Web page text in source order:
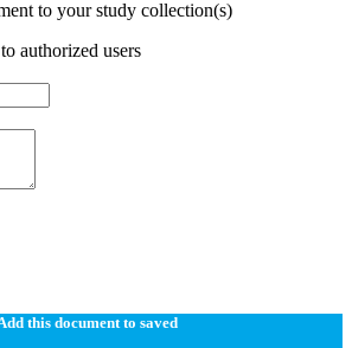
to your study collection(s)
authorized users
this document to saved